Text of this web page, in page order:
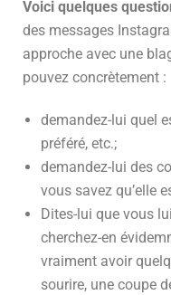
Voici quelques
des messages
approche avec une
pouvez concrètement :
demandez-lui quel
préféré, etc.;
demandez-lui des
vous savez qu’elle
Dites-lui que vous
cherchez-en
vraiment avoir
sourire, une coupe